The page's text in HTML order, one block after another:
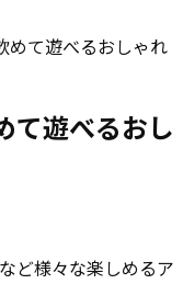
めて遊べるおしゃれ
て遊べるおし
ど様々な楽しめるア